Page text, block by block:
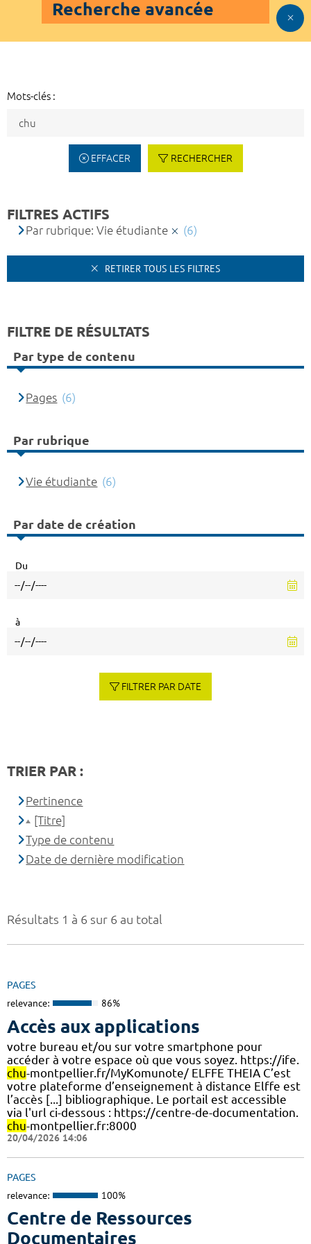
Recherche avancée
Mots-clés :
EFFACER RECHERCHER
Résultats 1 à 6 sur 6 au total
PAGES
relevance: 86%
Accès aux applications
votre bureau et/ou sur votre smartphone pour
accéder à votre espace où que vous soyez. https://ife.
chu-montpellier.fr/MyKomunote/ ELFFE THEIA C’est
votre plateforme d’enseignement à distance Elffe est
l’accès [...] bibliographique. Le portail est accessible
via l'url ci-dessous : https://centre-de-documentation.
chu-montpellier.fr:8000
20/04/2026 14:06
PAGES
relevance: 100%
Centre de Ressources
Documentaires
FILTRES ACTIFS
Par rubrique: Vie étudiante (6)
RETIRER TOUS LES FILTRES
FILTRE DE RÉSULTATS
Par type de contenu
Pages (6)
Par rubrique
Vie étudiante (6)
Par date de création
Du
à
FILTRER PAR DATE
TRIER PAR :
Pertinence
[Titre]
Type de contenu
Date de dernière modification